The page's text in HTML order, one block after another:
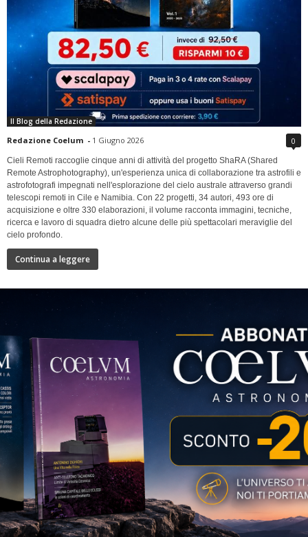
Il Blog della Redazione
Redazione Coelum - 1 Giugno 2026 0
Cieli Remoti raccoglie cinque anni di attività del progetto ShaRA (Shared
Remote Astrophotography), un'esperienza unica di collaborazione tra astrofili e
astrofotografi impegnati nell'esplorazione del cielo australe attraverso grandi
telescopi remoti in Cile e Namibia. Con 22 progetti, 34 autori, 493 ore di
acquisizione e oltre 330 elaborazioni, il volume racconta immagini, tecniche,
ricerca e lavoro di squadra dietro alcune delle più spettacolari meraviglie del
cielo profondo.
Continua a leggere